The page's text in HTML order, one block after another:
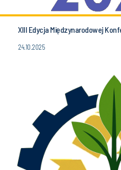
XIII Edycja Międzynarodowej
24.10.2025